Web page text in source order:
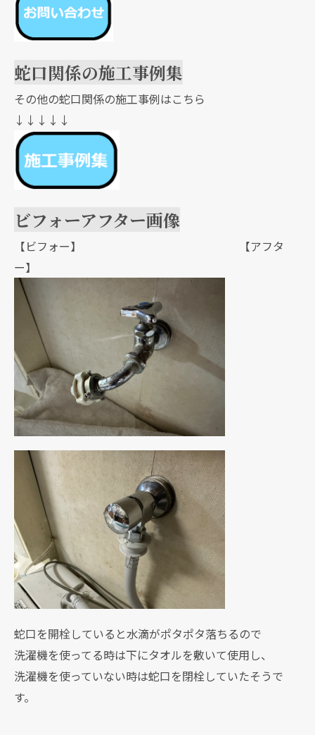
蛇口関係の施工事例集
その他の蛇口関係の施工事例はこちら
↓↓↓↓↓
ビフォーアフター画像
【ビフォー】 【アフタ
ー】
蛇口を開栓していると水滴がポタポタ落ちるので
洗濯機を使ってる時は下にタオルを敷いて使用し、
洗濯機を使っていない時は蛇口を閉栓していたそうで
す。